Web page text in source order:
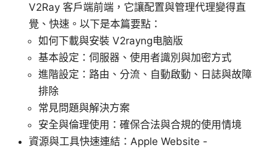
V2Ray 客戶端前端，它讓配置與管理代理變得直
覺、快速。以下是本篇要點：
如何下載與安裝 V2rayng电脑版
基本設定：伺服器、使用者識別與加密方式
進階設定：路由、分流、自動啟動、日誌與故障
排除
常見問題與解決方案
安全與倫理使用：確保合法與合規的使用情境
資源與工具快速連結：Apple Website -